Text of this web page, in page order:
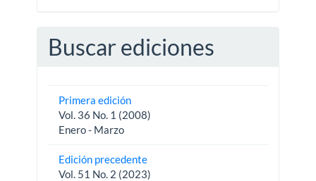
Buscar ediciones
Primera edición
Vol. 36 No. 1 (2008)
Enero - Marzo
Edición precedente
Vol. 51 No. 2 (2023)